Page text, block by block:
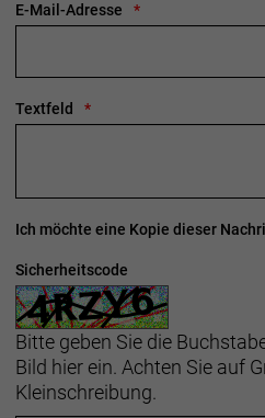
E-Mail-Adresse
Textfeld
Ich möchte eine Kopie dieser
Sicherheitscode
Bitte geben Sie die
Bild hier ein. Achten Sie auf
Kleinschreibung.